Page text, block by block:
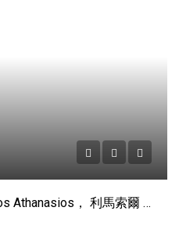
別墅 （獨立式） 位於 Agios Athanasios， 利馬索爾 出售